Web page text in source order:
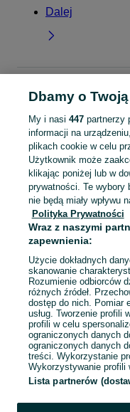
Dalej
pojazdy - Mazowieckie
KATEGORIA
domek ogrodowy dla dzieci,
Mapa kategorii
Mapa miejscowości
Mapa ministron
Popularne wyszukiwania
Dbamy o
My i nasi 447partnerzy
informacji na
plikach cookie w celu
Użytkownik może
klikając poniżej lub w
prywatności. Te wybory
nie będą miały wpływu
Polityka Prywatności
Wraz z naszymi
zapewnienia:
Użycie dokładnych
skanowanie
Rozumienie odbiorców
różnych źródeł.
dostęp do nich. Pomiar
usług. Tworzenie profili
profili w celu
ograniczonych danych
ograniczonych danych
treści. Wykorzystanie
Wykorzystywanie profili
Lista partnerów